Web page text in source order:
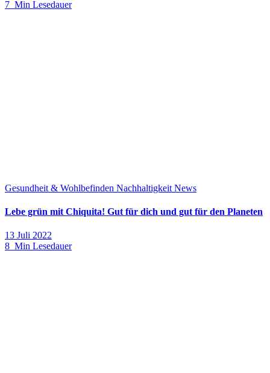
7 Min Lesedauer
Gesundheit & Wohlbefinden Nachhaltigkeit News
Lebe grün mit Chiquita! Gut für dich und gut für den Planeten
13 Juli 2022
8 Min Lesedauer